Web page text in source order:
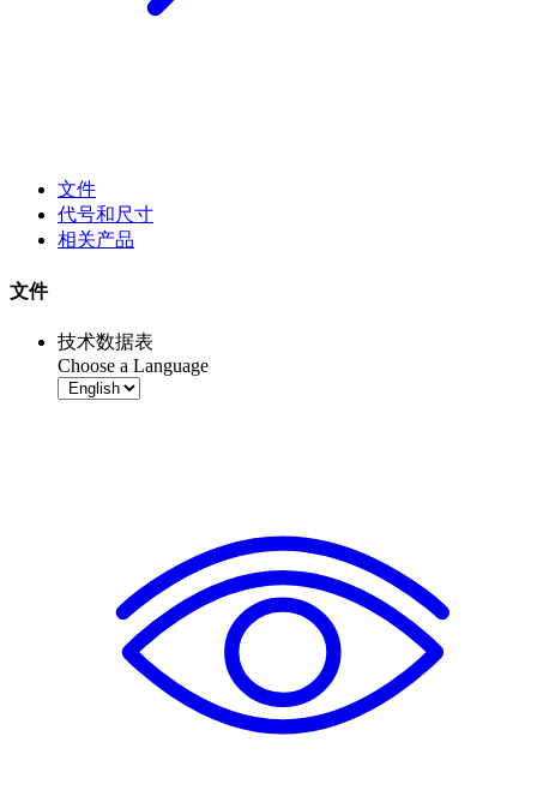
文件
代号和尺寸
相关产品
文件
技术数据表
Choose a Language